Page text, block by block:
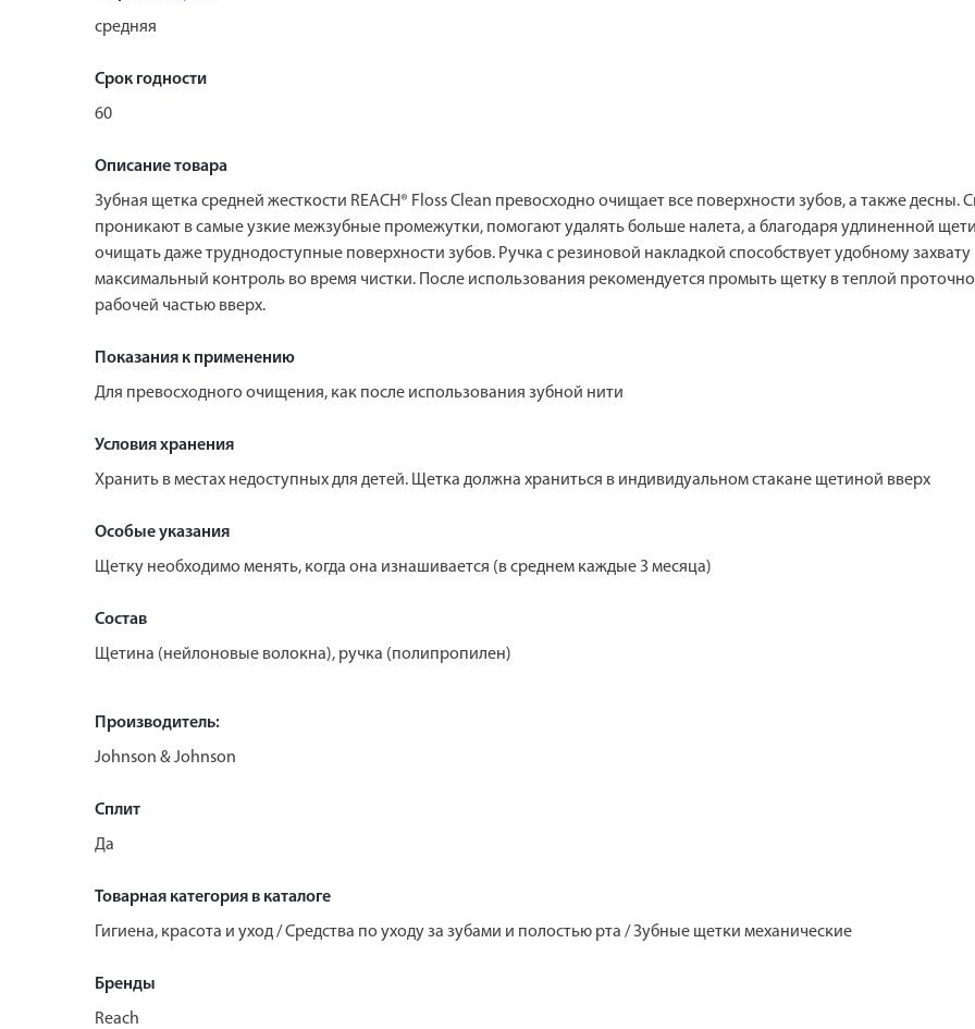
средняя
Срок годности
60
Описание товара
Зубная щетка средней жесткости REACH® Floss Clean превосходно очищает все поверхности зубов, а также
проникают в самые узкие межзубные промежутки, помогают удалять больше налета, а благодаря удлиненной
очищать даже труднодоступные поверхности зубов. Ручка с резиновой накладкой способствует удобному
максимальный контроль во время чистки. После использования рекомендуется промыть щетку в теплой
рабочей частью вверх.
Показания к применению
Для превосходного очищения, как после использования зубной нити
Условия хранения
Хранить в местах недоступных для детей. Щетка должна храниться в индивидуальном стакане щетиной вверх
Особые указания
Щетку необходимо менять, когда она изнашивается (в среднем каждые 3 месяца)
Состав
Щетина (нейлоновые волокна), ручка (полипропилен)
Производитель:
Johnson & Johnson
Сплит
Да
Товарная категория в каталоге
Гигиена, красота и уход / Средства по уходу за зубами и полостью рта / Зубные щетки механические
Бренды
Reach